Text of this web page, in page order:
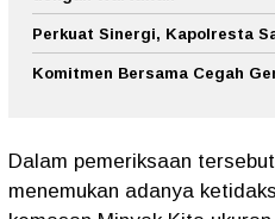
Perkuat Sinergi, Kapolresta
Komitmen Bersama Cegah
Dalam pemeriksaan
menemukan adanya